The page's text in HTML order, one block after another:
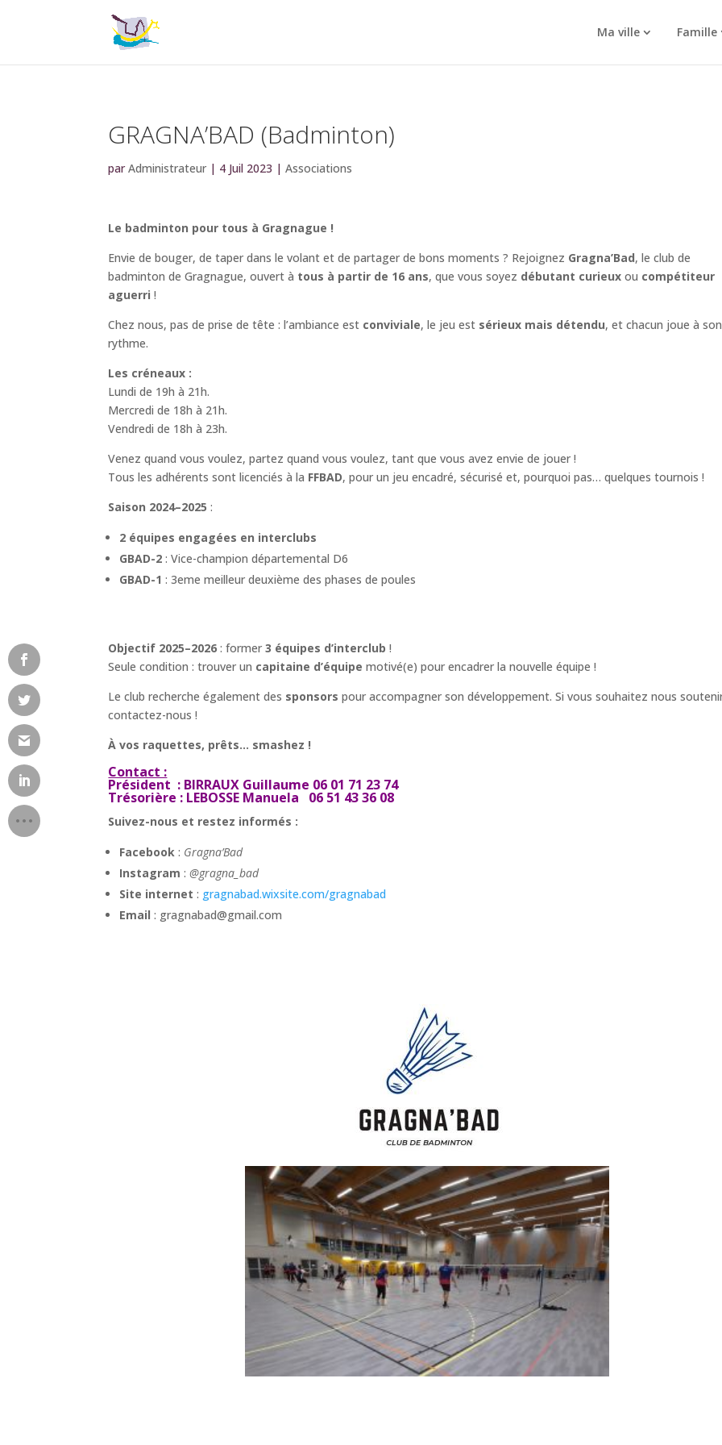
Ma ville Famille
GRAGNA’BAD (Badminton)
parAdministrateur | 4 Juil 2023 |Associations
Le badminton pour tous à Gragnague !
Envie de bouger, de taper dans le volant et de partager de bons moments ? Rejoignez Gragna’Bad, le club de
badminton de Gragnague, ouvert à tous à partir de 16 ans, que vous soyez débutant curieux ou compétiteur
aguerri !
Chez nous, pas de prise de tête : l’ambiance est conviviale, le jeu est sérieux mais détendu, et chacun joue à son
rythme.
Les créneaux :
Lundi de 19h à 21h.
Mercredi de 18h à 21h.
Vendredi de 18h à 23h.
Venez quand vous voulez, partez quand vous voulez, tant que vous avez envie de jouer !
Tous les adhérents sont licenciés à la FFBAD, pour un jeu encadré, sécurisé et, pourquoi pas… quelques tournois !
Saison 2024–2025 :
2 équipes engagées en interclubs
GBAD-2 : Vice-champion départemental D6
GBAD-1 : 3eme meilleur deuxième des phases de poules
Objectif 2025–2026 : former3 équipes d’interclub !
Seule condition : trouver un capitaine d’équipe motivé(e) pour encadrer la nouvelle équipe !
Le club recherche également des sponsors pour accompagner son développement. Si vous souhaitez nous
contactez-nous !
À vos raquettes, prêts… smashez !
Contact :
Président : BIRRAUX Guillaume 06 01 71 23 74
Trésorière : LEBOSSE Manuela 06 51 43 36 08
Suivez-nous et restez informés :
Facebook : Gragna’Bad
Instagram :@gragna_bad
Site internet : gragnabad.wixsite.com/gragnabad
Email : gragnabad@gmail.com